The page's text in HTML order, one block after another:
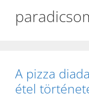
A pizza
étel